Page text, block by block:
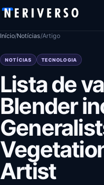
Pular para o conteúdo
Início/Notícias/Artigo
NOTÍCIAS TECNOLOGIA
Lista de
Blender
Artist